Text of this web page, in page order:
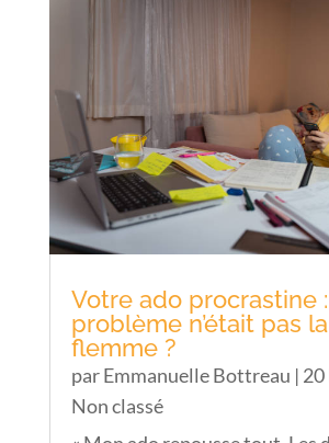
Votre ado procrastine
problème n’était pas la
flemme ?
parEmmanuelle Bottreau | 20
Non classé